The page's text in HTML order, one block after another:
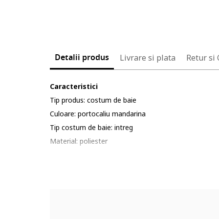
Detalii produs Livrare si plata Retur si
Caracteristici
Tip produs: costum de baie
Culoare: portocaliu mandarina
Tip costum de baie: intreg
Material: poliester